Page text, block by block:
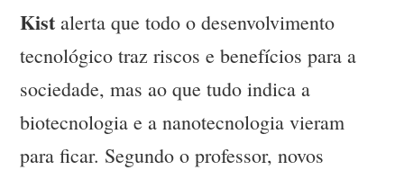
Kist alerta que todo o desenvolvimento
tecnológico traz riscos e benefícios para a
sociedade, mas ao que tudo indica a
biotecnologia e a nanotecnologia vieram
para ficar. Segundo o professor, novos